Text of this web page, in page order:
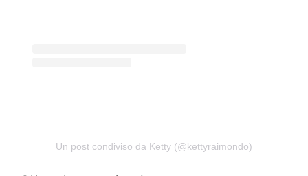
Un post condiviso da Ketty (@kettyraimondo)